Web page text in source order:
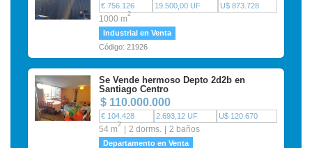
€ 756.126 19.500,00 UF U$ 873.728
1000 m2
Industrial en Venta
Código: 21926
Se Vende hermoso Depto 2d2b en
Santiago Centro
$ 110.000.000
€ 104.428 2.693,12 UF U$ 120.670
54 m2 2 dorms. 2 baños
Departamento en Venta